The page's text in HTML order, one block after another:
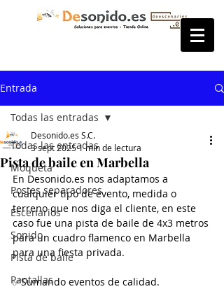
Entrada
Todas las entradas
Moqueta
Postes separadores
Escenarios
Sonido
Pista de baile
Pantallas
Todas las entradas
Pista de baile en Marbella
Desonido.es S.C.
3 sept 20251 min de lectura
En Desonido.es nos adaptamos a
cualquier tipo de evento, medida o
terreno que nos diga el cliente, en este
caso fue una pista de baile de 4x3 metros
para un cuadro flamenco en Marbella
para una fiesta privada.
✅Sumando eventos de calidad.